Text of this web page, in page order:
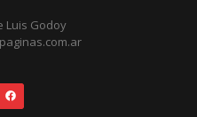
Luis Godoy